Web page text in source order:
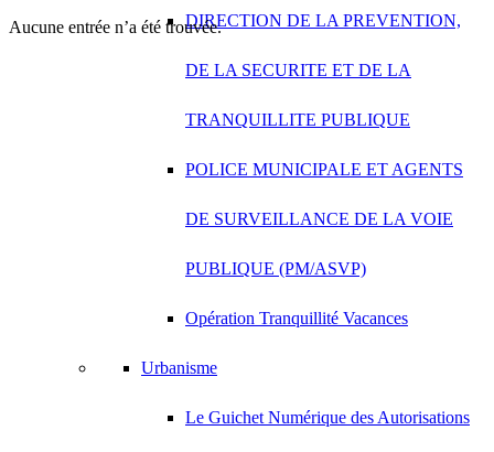
DIRECTION DE LA PREVENTION,
DE LA SECURITE ET DE LA
TRANQUILLITE PUBLIQUE
POLICE MUNICIPALE ET AGENTS
DE SURVEILLANCE DE LA VOIE
PUBLIQUE (PM/ASVP)
Opération Tranquillité Vacances
Urbanisme
Le Guichet Numérique des Autorisations
Aucune entrée n’a été trouvée.